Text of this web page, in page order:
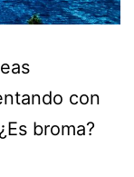
con
broma?